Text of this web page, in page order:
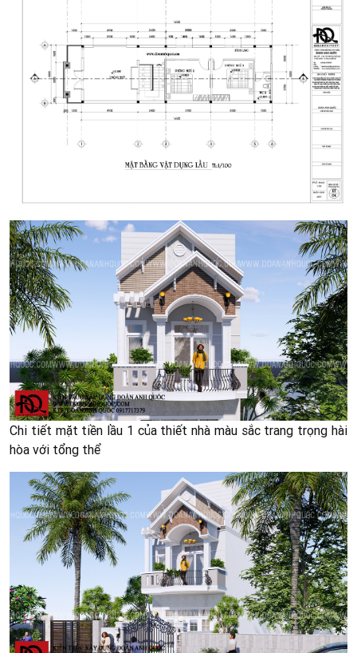
Chi tiết mặt tiền lầu 1 của thiết nhà màu sắc trang trọng hài
hòa với tổng thể